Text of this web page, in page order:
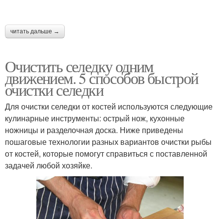
читать дальше →
Очистить селедку одним
движением. 5 способов быстрой
очистки селедки
Для очистки селедки от костей используются следующие
кулинарные инструменты: острый нож, кухонные
ножницы и разделочная доска. Ниже приведены
пошаговые технологии разных вариантов очистки рыбы
от костей, которые помогут справиться с поставленной
задачей любой хозяйке.